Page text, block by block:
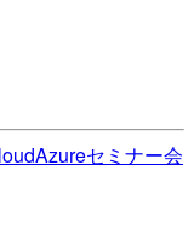
Azureセミナー会